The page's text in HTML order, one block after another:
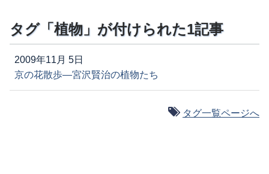
タグ「植物」が付けられた1記事
2009年11月 5日
京の花散歩―宮沢賢治の植物たち
タグ一覧ページへ